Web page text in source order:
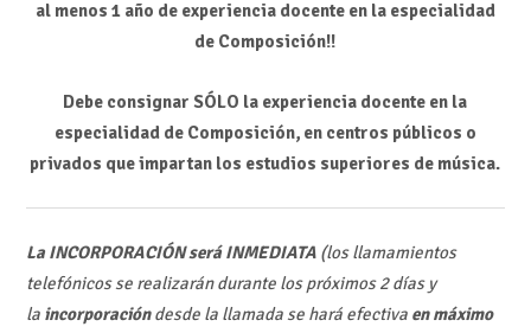
al menos 1 año de experiencia docente en la especialidad
de Composición!!
Debe consignar SÓLO la experiencia docente en la
especialidad de Composición, en centros públicos o
privados que impartan los estudios superiores de música.
La INCORPORACIÓN será INMEDIATA(los llamamientos
telefónicos se realizarán durante los próximos 2 días y
la incorporacióndesde la llamada se hará efectiva en máximo